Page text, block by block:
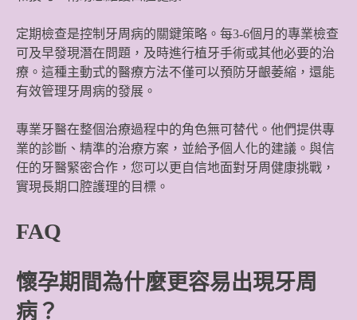
定期檢查是控制牙周病的關鍵策略。每3-6個月的專業檢查
可及早發現潛在問題，及時進行植牙手術或其他必要的治
療。這種主動式的醫療方法不僅可以預防牙齦萎縮，還能
有效管理牙周病的發展。
專業牙醫在整個治療過程中的角色無可替代。他們提供專
業的診斷、精準的治療方案，並給予個人化的建議。與信
任的牙醫緊密合作，您可以更自信地面對牙周健康挑戰，
實現長期口腔護理的目標。
FAQ
懷孕期間為什麼更容易出現牙周
病？